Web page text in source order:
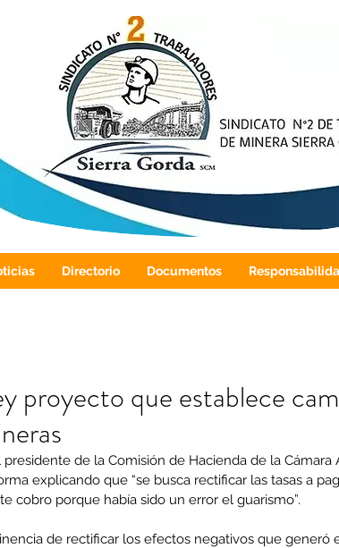
Directorio Documentos
proyecto que establece
de la Comisión de Hacienda de la Cámara
explicando que “se busca rectificar las tasas a
cobro porque había sido un error el guarismo”.
de rectificar los efectos negativos que generó